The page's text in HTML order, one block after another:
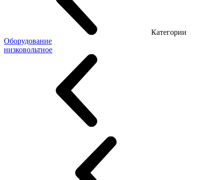
Категории
Оборудование
низковольтное